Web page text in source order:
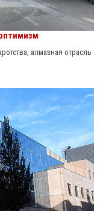
алмазная отрасль